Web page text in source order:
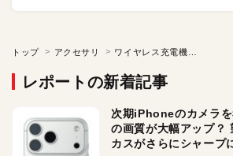
トップ アクセサリ
レポートの新着記事
次期iPhoneのカメラ
の画質が大幅アップ？
カスがさらにシャープ